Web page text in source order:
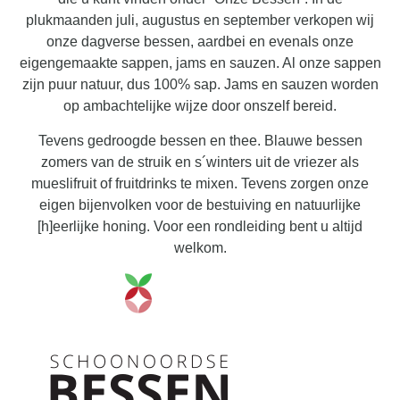
plukmaanden juli, augustus en september verkopen wij
onze dagverse bessen, aardbei en evenals onze
eigengemaakte sappen, jams en sauzen. Al onze sappen
zijn puur natuur, dus 100% sap. Jams en sauzen worden
op ambachtelijke wijze door onszelf bereid.
Tevens gedroogde bessen en thee. Blauwe bessen
zomers van de struik en s´winters uit de vriezer als
mueslifruit of fruitdrinks te mixen. Tevens zorgen onze
eigen bijenvolken voor de bestuiving en natuurlijke
[h]eerlijke honing. Voor een rondleiding bent u altijd
welkom.